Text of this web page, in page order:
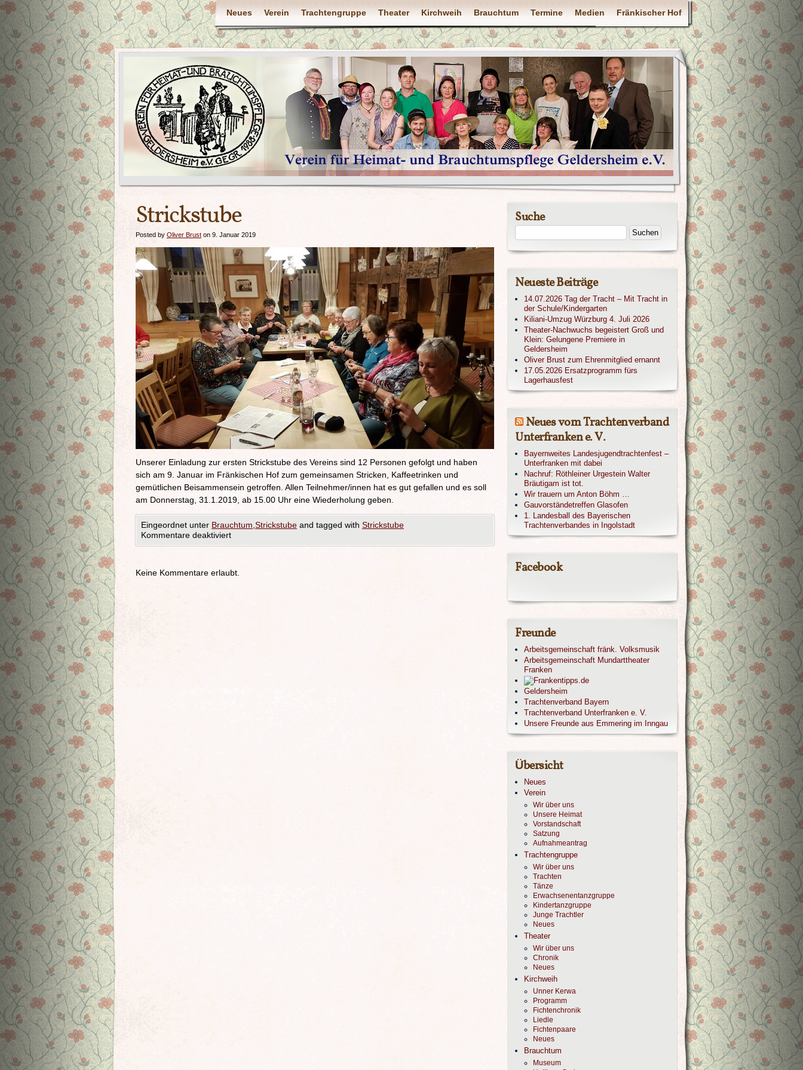
Neues Verein Trachtengruppe Theater Kirchweih Brauchtum Termine Medien Fränkischer Hof
Strickstube
Posted by Oliver Brust on 9. Januar 2019
Unserer Einladung zur ersten Strickstube des Vereins sind 12 Personen gefolgt und haben
sich am 9. Januar im Fränkischen Hof zum gemeinsamen Stricken, Kaffeetrinken und
gemütlichen Beisammensein getroffen. Allen Teilnehmer/innen hat es gut gefallen und es soll
am Donnerstag, 31.1.2019, ab 15.00 Uhr eine Wiederholung geben.
Eingeordnet unter Brauchtum Strickstube and tagged with Strickstube
Kommentare deaktiviert
Keine Kommentare erlaubt.
Suche
Neueste Beiträge
14.07.2026 Tag der Tracht – Mit Tracht in
der Schule/Kindergarten
Kiliani-Umzug Würzburg 4. Juli 2026
Theater-Nachwuchs begeistert Groß und
Klein: Gelungene Premiere in
Geldersheim
Oliver Brust zum Ehrenmitglied ernannt
17.05.2026 Ersatzprogramm fürs
Lagerhausfest
Neues vom Trachtenverband
Unterfranken e. V.
Bayernweites Landesjugendtrachtenfest –
Unterfranken mit dabei
Nachruf: Röthleiner Urgestein Walter
Bräutigam ist tot.
Wir trauern um Anton Böhm …
Gauvorständetreffen Glasofen
1. Landesball des Bayerischen
Trachtenverbandes in Ingolstadt
Facebook
Freunde
Arbeitsgemeinschaft fränk. Volksmusik
Arbeitsgemeinschaft Mundarttheater
Franken
Geldersheim
Trachtenverband Bayern
Trachtenverband Unterfranken e. V.
Unsere Freunde aus Emmering im Inngau
Übersicht
Neues
Verein
Wir über uns
Unsere Heimat
Vorstandschaft
Satzung
Aufnahmeantrag
Trachtengruppe
Wir über uns
Trachten
Tänze
Erwachsenentanzgruppe
Kindertanzgruppe
Junge Trachtler
Neues
Theater
Wir über uns
Chronik
Neues
Kirchweih
Unner Kerwa
Programm
Fichtenchronik
Liedle
Fichtenpaare
Neues
Brauchtum
Museum